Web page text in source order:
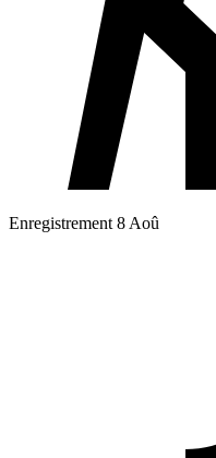
Enregistrement 8 Aoû